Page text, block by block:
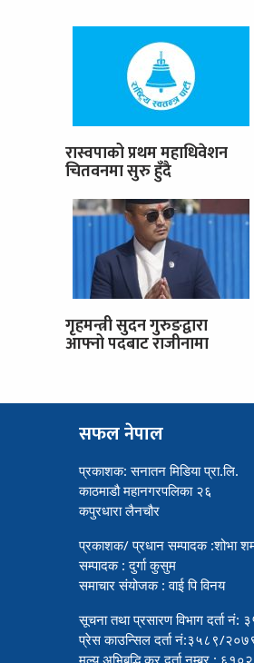
रास्वपाको प्रथम महाधिवेशन
चितवनमा सुरु हुँदै
गृहमन्त्री सुदन गुरुङद्वारा
आफ्नो पदबाट राजीनामा
सफल नेपाल
प्रकाशक: सनातन मिडिया प्रा.लि.
काठमाडौ महानगरपलिका २६
कपुरधारा लैनचौर
प्रकाशक/ प्रधान सम्पादक :शोभा
सम्पादक : दुर्गा कुसुम
समाचार संयोजक : वाई पि विनय
सूचना तथा प्रसारण विभाग दर्ता
प्रेस काउन्सिल दर्ता नं:३५८९/
मुल्य अभिबृद्धि कर दर्ता नम्बर :